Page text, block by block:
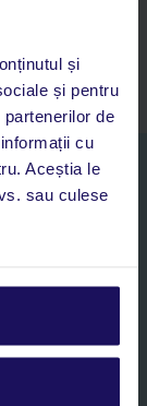
și
și pentru
de
cu
Aceștia le
sau culese
și în scopul
cu caracter